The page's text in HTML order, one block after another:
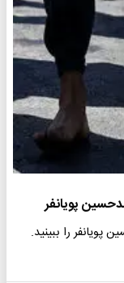
پویانفر
را ببینید.